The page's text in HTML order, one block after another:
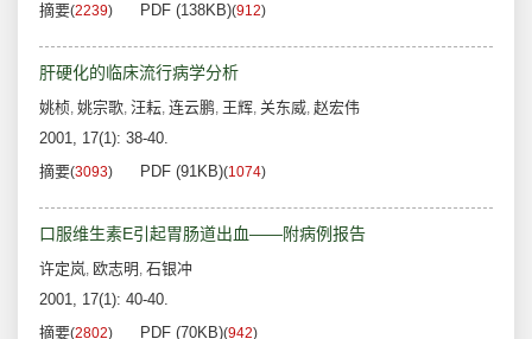
摘要(2239) PDF (138KB)(912)
肝硬化的临床流行病学分析
姚桢, 姚宗歌, 汪耘, 连云鹏, 王辉, 关东威, 赵宏伟
2001, 17(1): 38-40.
摘要(3093) PDF (91KB)(1074)
口服维生素E引起胃肠道出血——附病例报告
许定岚, 欧志明 , 石银冲
2001, 17(1): 40-40.
摘要(2802) PDF (70KB)(942)